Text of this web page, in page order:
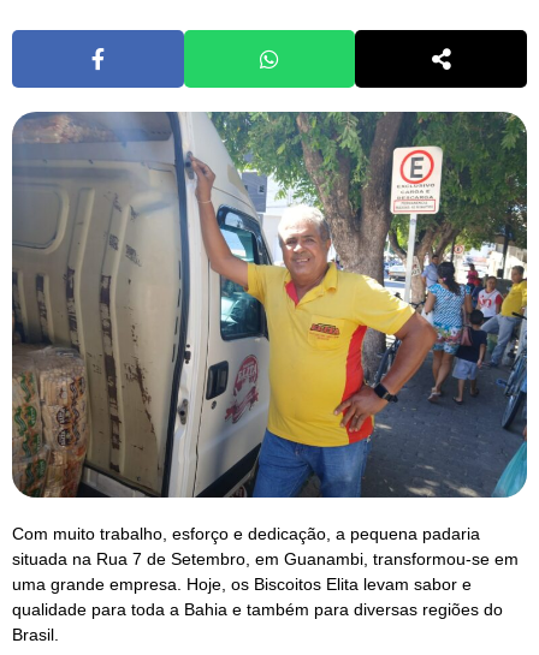
Com muito trabalho, esforço e dedicação, a pequena padaria
situada na Rua 7 de Setembro, em Guanambi, transformou-se em
uma grande empresa. Hoje, os Biscoitos Elita levam sabor e
qualidade para toda a Bahia e também para diversas regiões do
Brasil.